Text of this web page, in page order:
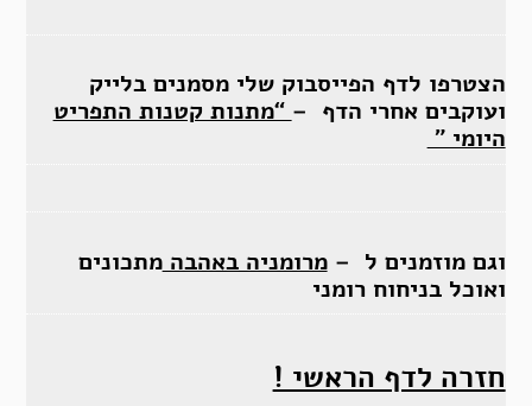
הצטרפו לדף הפייסבוק שלי מסמנים בלייק
ועוקבים אחרי הדף – “מתנות קטנות התפריט
היומי ”
וגם מוזמנים ל –מרומניה באהבהמתכונים
ואוכל בניחוח רומני
חזרה לדף הראשי !